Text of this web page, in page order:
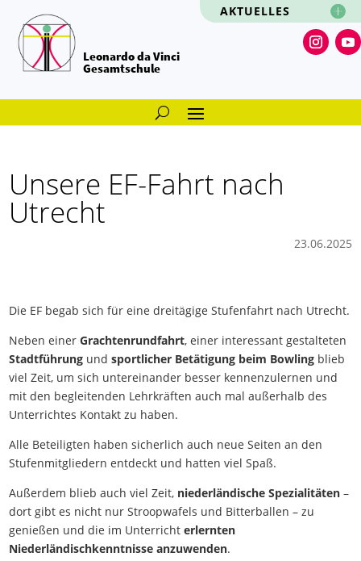
AKTUELLES
Leonardo da Vinci
Gesamtschule
Unsere EF-Fahrt nach
Utrecht
23.06.2025
Die EF begab sich für eine dreitägige Stufenfahrt nach Utrecht.
Neben einerGrachtenrundfahrt, einer interessant gestalteten
Stadtführung undsportlicher Betätigung beim Bowling blieb
viel Zeit, um sich untereinander besser kennenzulernen und
mit den begleitenden Lehrkräften auch mal außerhalb des
Unterrichtes Kontakt zu haben.
Alle Beteiligten haben sicherlich auch neue Seiten an den
Stufenmitgliedern entdeckt und hatten viel Spaß.
Außerdem blieb auch viel Zeit, niederländische Spezialitäten –
dort gibt es nicht nur Stroopwafels und Bitterballen – zu
genießen und die im Unterrichterlernten
Niederländischkenntnisse anzuwenden.